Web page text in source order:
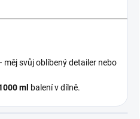
měj svůj oblíbený detailer nebo
ml balení v dílně.